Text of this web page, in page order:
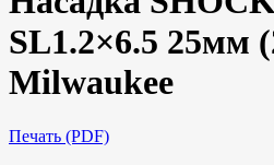
SL1.2×6.5 25мм
Milwaukee
Печать (PDF)